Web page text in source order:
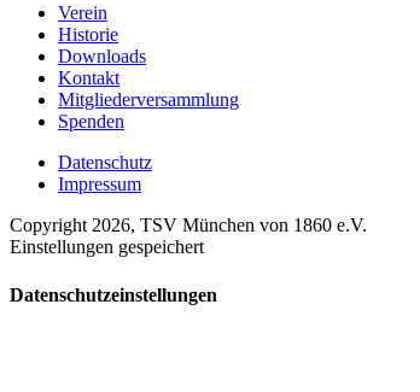
Verein
Historie
Downloads
Kontakt
Mitgliederversammlung
Spenden
Datenschutz
Impressum
Copyright 2026, TSV München von 1860 e.V.
Einstellungen gespeichert
Datenschutzeinstellungen